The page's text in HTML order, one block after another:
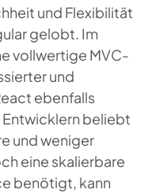
und Flexibilität
gelobt. Im
vollwertige MVC-
und
ebenfalls
beliebt
und weniger
eine skalierbare
benötigt, kann